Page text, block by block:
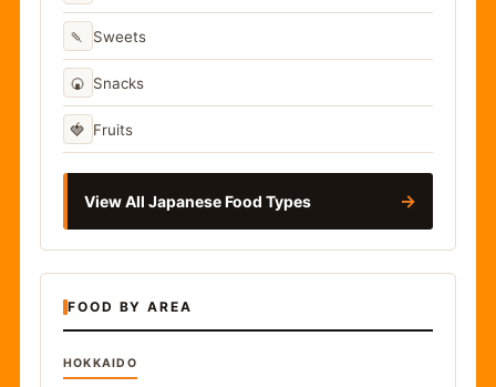
🍡 Sweets
🍘 Snacks
🍓 Fruits
View All Japanese Food Types →
FOOD BY AREA
HOKKAIDO